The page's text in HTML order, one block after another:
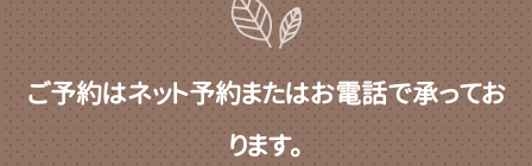
ご予約はネット予約またはお電話で承ってお
ります。